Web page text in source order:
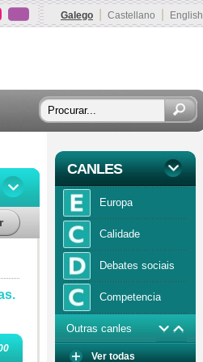
Galego Castellano English
CANLES
Europa
Calidade
Debates sociais
Competencia
Economía
Outras canles
Ver todas